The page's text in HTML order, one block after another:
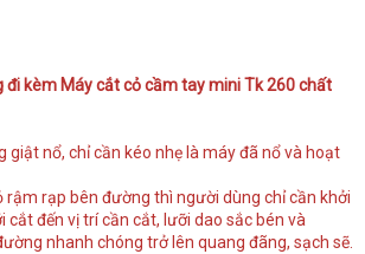
đi kèm Máy cắt cỏ cầm tay mini Tk 260 chất
giật nổ, chỉ cần kéo nhẹ là máy đã nổ và hoạt
rậm rạp bên đường thì người dùng chỉ cần khởi
cắt đến vị trí cần cắt, lưỡi dao sắc bén và
nhanh chóng trở lên quang đãng, sạch sẽ.